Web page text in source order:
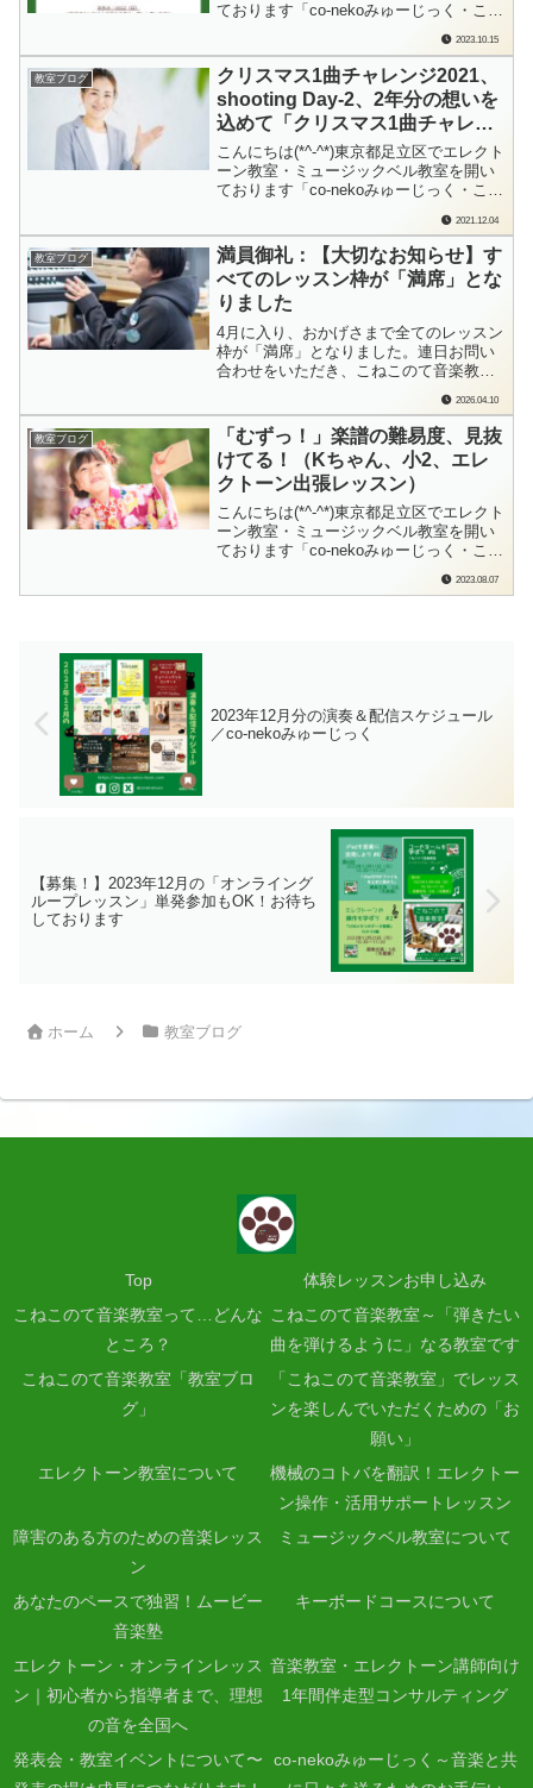
ております「co-nekoみゅーじっく・こね
このて音楽教室」の檜垣（ひがき）で
す。毎週日曜日に、来週の教室オープン
日、おやすみの日をお知らせしておりま
す。各ブログランキングに参加していま
す。もしよろしかったら…ポチっと...
2023.10.15
教室ブログ
クリスマス1曲チャレンジ2021、
shooting Day-2、2年分の想いを
込めて「クリスマス1曲チャレン
ジ×2」を撮る！！
こんにちは(*^-^*)東京都足立区でエレクト
ーン教室・ミュージックベル教室を開い
ております「co-nekoみゅーじっく・こね
す。2年ぶりにクリスマス1曲チャレンジ
に参加してくださるTさん。毎年参加して
くださっていたのですが、昨年はご事情
でレッスン自体も休会せざるを...
2021.12.04
教室ブログ
満員御礼：【大切なお知らせ】す
べてのレッスン枠が「満席」とな
りました
4月に入り、おかげさまで全てのレッスン
枠が「満席」となりました。連日お問い
合わせをいただき、こねこのて音楽教室
に、心より感謝申し上げます。「いつか
エレクトーンを弾いてみたい」という夢
を私に託してくださった生徒さんの思い
を受け止め、募集を締め切らせていただ
きました。な...
2026.04.10
教室ブログ
「むずっ！」楽譜の難易度、見抜
けてる！（Kちゃん、小2、エレ
クトーン出張レッスン）
こんにちは(*^-^*)東京都足立区でエレクト
ーン教室・ミュージックベル教室を開い
ております「co-nekoみゅーじっく・こね
す。エレクトーンのレッスンを始めて初
2023.08.07
2023年12月分の演奏＆配信スケジュール
／co-nekoみゅーじっく
【募集！】2023年12月の「オンライング
ループレッスン」単発参加もOK！お待ち
しております
ホーム 教室ブログ
Top
体験レッスンお申し込み
こねこのて音楽教室って…どんな
ところ？
こねこのて音楽教室～「弾きたい
曲を弾けるように」なる教室です
こねこのて音楽教室「教室ブロ
グ」
「こねこのて音楽教室」でレッス
ンを楽しんでいただくための「お
願い」
エレクトーン教室について
機械のコトバを翻訳！エレクトー
ン操作・活用サポートレッスン
障害のある方のための音楽レッス
ン
ミュージックベル教室について
あなたのペースで独習！ムービー
音楽塾
キーボードコースについて
エレクトーン・オンラインレッス
ン｜初心者から指導者まで、理想
の音を全国へ
音楽教室・エレクトーン講師向け
1年間伴走型コンサルティング
発表会・教室イベントについて〜
co-nekoみゅーじっく～音楽と共